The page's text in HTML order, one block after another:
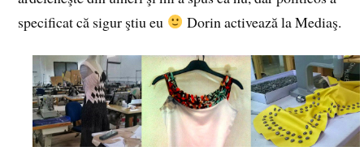
specificat că sigur ştiu eu
Dorin activează la Mediaş.